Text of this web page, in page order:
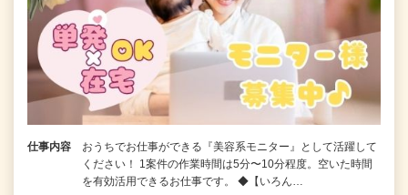
仕事内容
おうちでお仕事ができる『美容系モニター』として活躍して
ください！ 1案件の作業時間は5分〜10分程度。空いた時間
を有効活用できるお仕事です。 ◆【いろん…